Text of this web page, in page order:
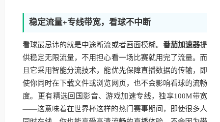
稳定流量+专线带宽，看球不中断
看球最忌讳的就是中途断流或者画面模糊。 番茄加速器提
供稳定无限流量，不用担心看一场比赛就用完了流量。而
且它采用智能分流技术，能优先保障直播数据的传输，即
使你同时在下载文件或浏览网页，也不会影响看球的流畅
度。更有精选回国影音、游戏加速专线，独享100M带宽
——这意味着在世界杯这样的热门赛事期间，即使很多人